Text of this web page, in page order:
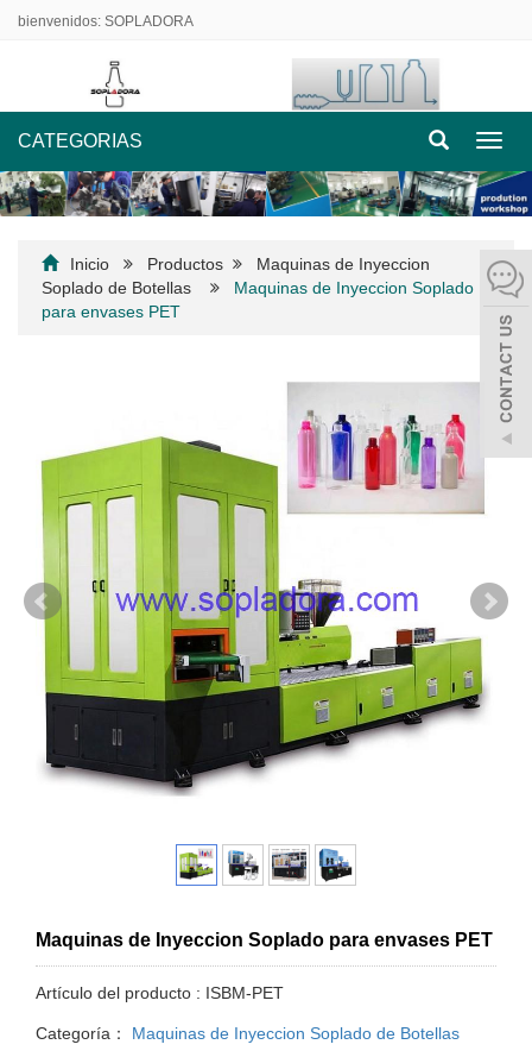
bienvenidos: SOPLADORA
CATEGORIAS
Inicio Productos
Maquinas de Inyeccion
Soplado de Botellas
Maquinas de Inyeccion Soplado
para envases PET
Maquinas de Inyeccion Soplado para envases PET
Artículo del producto : ISBM-PET
Categoría： Maquinas de Inyeccion Soplado de Botellas